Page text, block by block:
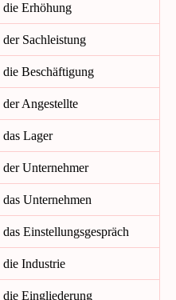
die Erhöhung
der Sachleistung
die Beschäftigung
der Angestellte
das Lager
der Unternehmer
das Unternehmen
das Einstellungsgespräch
die Industrie
die Eingliederung